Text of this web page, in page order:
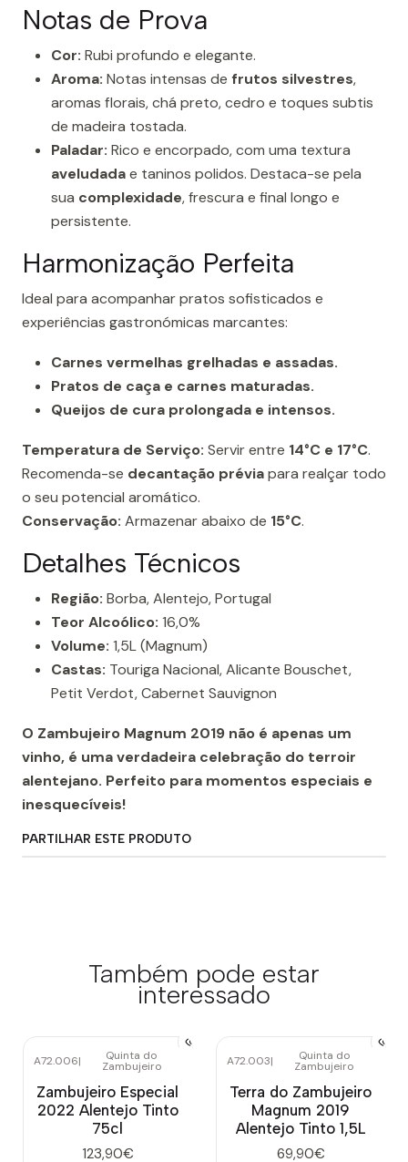
Notas de Prova
Cor: Rubi profundo e elegante.
Aroma: Notas intensas de frutos silvestres,
aromas florais, chá preto, cedro e toques subtis
de madeira tostada.
Paladar: Rico e encorpado, com uma textura
aveludadae taninos polidos. Destaca-se pela
sua complexidade, frescura e final longo e
persistente.
Harmonização Perfeita
Ideal para acompanhar pratos sofisticados e
experiências gastronómicas marcantes:
Carnes vermelhas grelhadas e assadas.
Pratos de caça e carnes maturadas.
Queijos de cura prolongada e intensos.
Temperatura de Serviço: Servir entre 14°C e 17°C.
Recomenda-se decantação préviapara realçar todo
o seu potencial aromático.
Conservação: Armazenar abaixo de 15°C.
Detalhes Técnicos
Região: Borba, Alentejo, Portugal
Teor Alcoólico: 16,0%
Volume: 1,5L (Magnum)
Castas: Touriga Nacional, Alicante Bouschet,
Petit Verdot, Cabernet Sauvignon
O Zambujeiro Magnum 2019 não é apenas um
vinho, é uma verdadeira celebração do terroir
alentejano. Perfeito para momentos especiais e
inesquecíveis!
PARTILHAR ESTE PRODUTO
Também pode estar
interessado
A72.006| Quinta do
Zambujeiro
Zambujeiro Especial
2022 Alentejo Tinto
75cl
123,90€
A72.003| Quinta do
Zambujeiro
Terra do Zambujeiro
Magnum 2019
Alentejo Tinto 1,5L
69,90€